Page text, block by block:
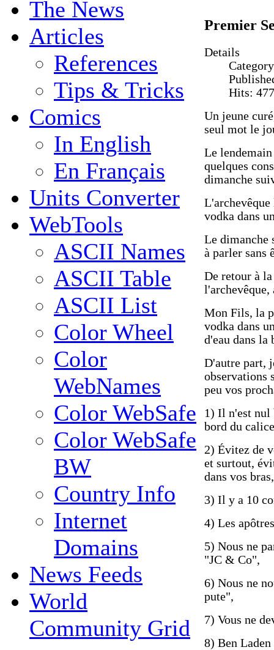
The News
Articles
References
Tips & Tricks
Comics
In English
En Français
Units Converter
WebTools
ASCII Names
ASCII Table
ASCII List
Color Wheel
Color
WebNames
Color WebSafe
Color WebSafe
BW
Country Info
Internet
Domains
News Feeds
World
Community Grid
Premier
Details
Hits:
Un jeune
seul mot le
Le
quelques
dimanche
L'archevêque
vodka dans
Le dimanche
à parler sans
De retour à
Mon Fils, la
vodka dans
d'eau dans la
D'autre part,
observations
peu vos
1) Il n'est nul
bord du
2) Évitez de
et surtout,
dans vos bras,
3) Il y a 10
4) Les
5) Nous ne
"JC & Co",
6) Nous ne
pute",
7) Vous ne
8) Ben